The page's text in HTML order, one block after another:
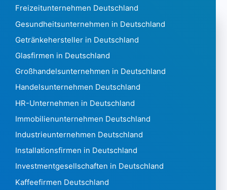
Honduras 2.039
Hong Kong 1.869.111
Island 16.688
India6,216,130
Indonesien 236.753
Iran 16745
Irland 313.430
Israel 216.537
Italien6,336,903
Elfenbeinküste 1.490
Japan 4,735,348
Jordanien 18.486
Freizeitunternehmen Deutschland
Gesundheitsunternehmen in Deutschland
Getränkehersteller in Deutschland
Glasfirmen in Deutschland
Großhandelsunternehmen in Deutschland
Handelsunternehmen Deutschland
HR-Unternehmen in Deutschland
Immobilienunternehmen Deutschland
Industrieunternehmen Deutschland
Installationsfirmen in Deutschland
Investmentgesellschaften in Deutschland
Kaffeefirmen Deutschland